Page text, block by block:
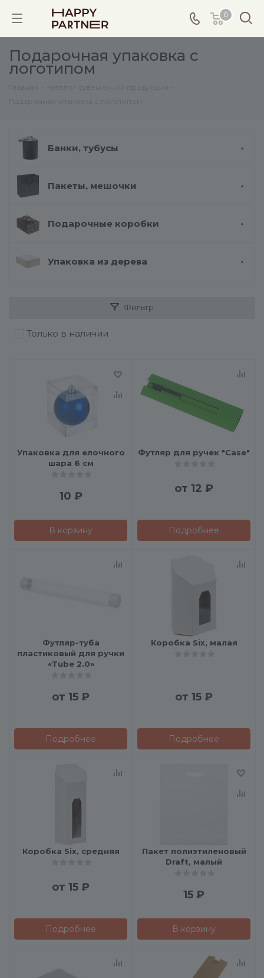
0
Подарочная упаковка с
логотипом
Банки, тубусы
Пакеты, мешочки
Подарочные коробки
Упаковка из дерева
Фильтр
Только в наличии
Упаковка для елочного
шара 6 см
10 ₽
В корзину
Футляр для ручек "Case"
от 12 ₽
Подробнее
Футляр-туба
пластиковый для ручки
«Tube 2.0»
от 15 ₽
Подробнее
Коробка Six, малая
от 15 ₽
Подробнее
Коробка Six, средняя
от 15 ₽
Подробнее
Пакет полиэтиленовый
Draft, малый
15 ₽
В корзину